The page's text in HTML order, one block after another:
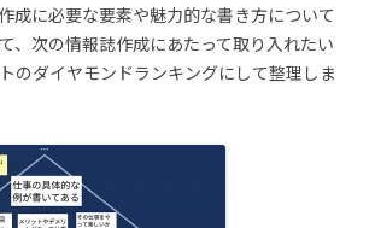
成に必要な要素や魅力的な書き方について
、次の情報誌作成にあたって取り入れたい
のダイヤモンドランキングにして整理しま